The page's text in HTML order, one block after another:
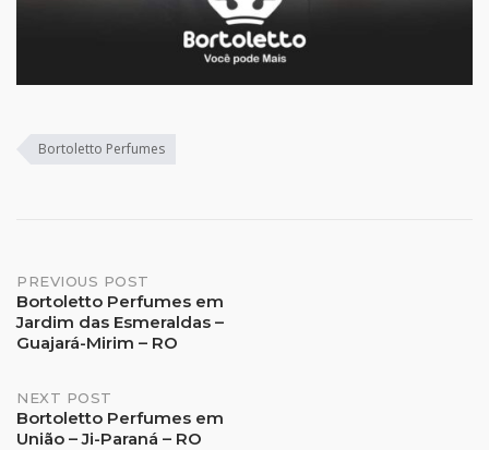
Bortoletto Perfumes
Post
navigation
PREVIOUS POST
Bortoletto Perfumes em
Jardim das Esmeraldas –
Guajará-Mirim – RO
NEXT POST
Bortoletto Perfumes em
União – Ji-Paraná – RO